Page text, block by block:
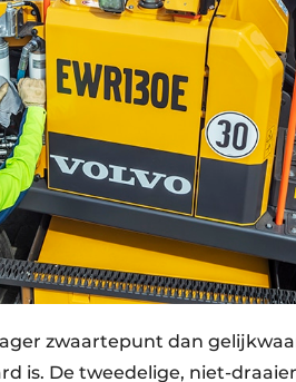
zwaartepunt dan
is. De tweedelige, niet-